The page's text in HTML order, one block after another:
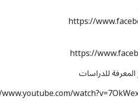
https://
https://
للدراسات